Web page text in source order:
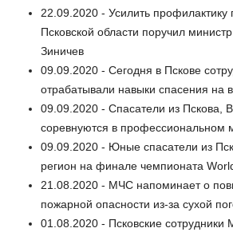
22.09.2020 - Усилить профилактику
Псковской области поручил
Зиничев
09.09.2020 - Сегодня в Пскове
отрабатывали навыки спасения на
09.09.2020 - Спасатели из Пскова,
соревнуются в профессиональном
09.09.2020 - Юные спасатели из
регион на финале чемпионата
21.08.2020 - МЧС напоминает о
пожарной опасности из-за сухой
01.08.2020 - Псковские сотрудники